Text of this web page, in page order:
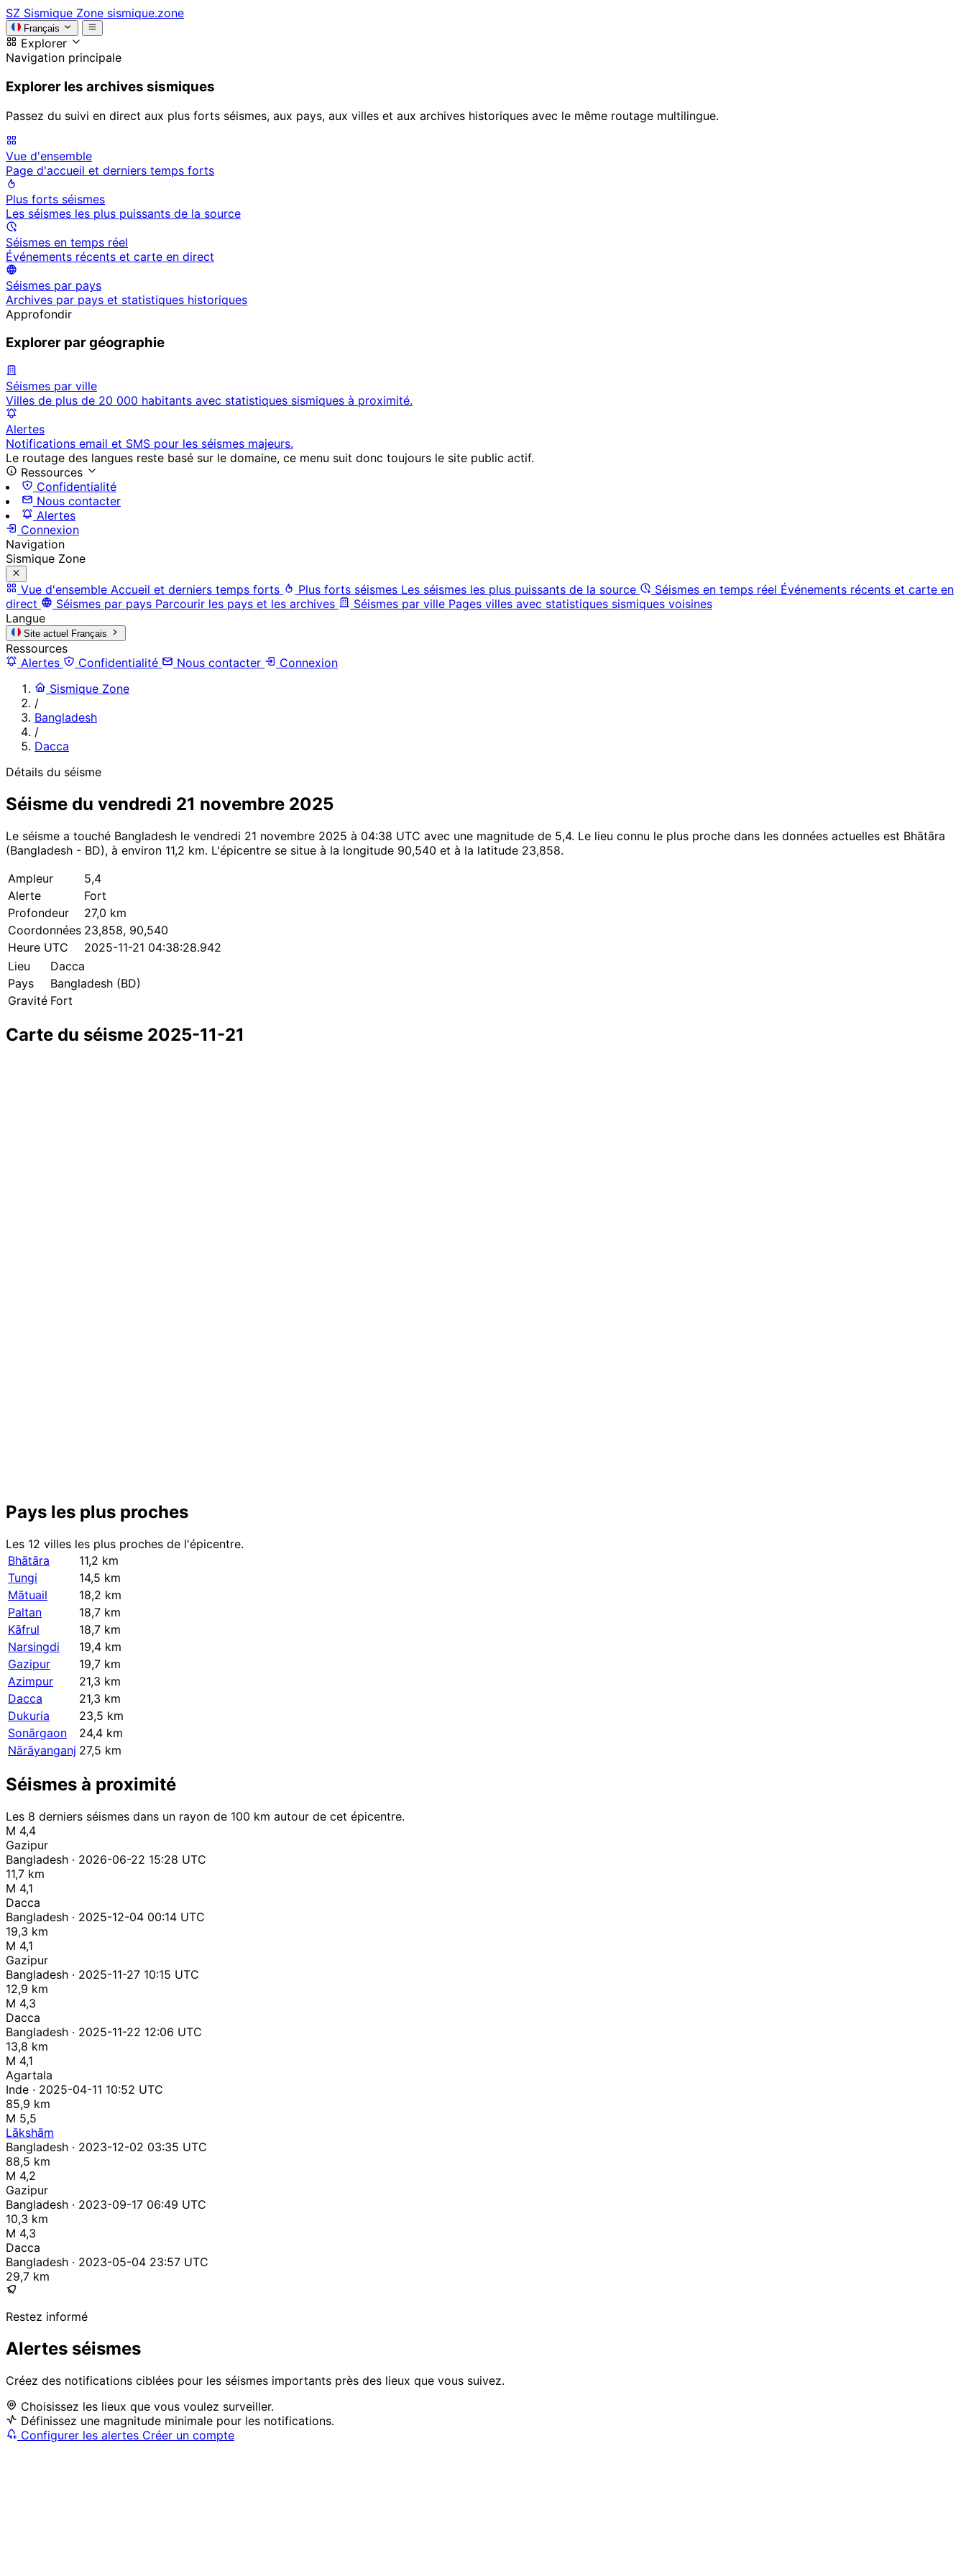
SZ Sismique Zone sismique.zone
Français
Explorer
Navigation principale
Explorer les archives sismiques
Passez du suivi en direct aux plus forts séismes, aux pays, aux villes et aux archives historiques avec le même routage multilingue.
Vue d'ensemble
Page d'accueil et derniers temps forts
Plus forts séismes
Les séismes les plus puissants de la source
Séismes en temps réel
Événements récents et carte en direct
Séismes par pays
Archives par pays et statistiques historiques
Approfondir
Explorer par géographie
Séismes par ville
Villes de plus de 20 000 habitants avec statistiques sismiques à proximité.
Alertes
Notifications email et SMS pour les séismes majeurs.
Le routage des langues reste basé sur le domaine, ce menu suit donc toujours le site public actif.
Ressources
Confidentialité
Nous contacter
Alertes
Connexion
Navigation
Sismique Zone
Vue d'ensemble Accueil et derniers temps forts Plus forts séismes Les séismes les plus puissants de la source Séismes en temps réel Événements récents et carte en
direct
Séismes par pays Parcourir les pays et les archives Séismes par ville Pages villes avec statistiques sismiques voisines
Langue
Site actuel Français
Ressources
Alertes
Confidentialité Nous contacter
Connexion
Sismique Zone
/
Bangladesh
/
Dacca
Détails du séisme
Séisme du vendredi 21 novembre 2025
Le séisme a touché Bangladesh le vendredi 21 novembre 2025 à 04:38 UTC avec une magnitude de 5,4. Le lieu connu le plus proche dans les données actuelles est Bhātāra
(Bangladesh - BD), à environ 11,2 km. L'épicentre se situe à la longitude 90,540 et à la latitude 23,858.
Ampleur
5,4
Alerte
Fort
Profondeur
27,0 km
Coordonnées 23,858, 90,540
Heure UTC
2025-11-21 04:38:28.942
Lieu
Dacca
Pays
Bangladesh (BD)
Gravité Fort
Carte du séisme 2025-11-21
Pays les plus proches
Les 12 villes les plus proches de l'épicentre.
Bhātāra
11,2 km
Tungi
14,5 km
Mātuail
18,2 km
Paltan
18,7 km
Kāfrul
18,7 km
Narsingdi
19,4 km
Gazipur
19,7 km
Azimpur
21,3 km
Dacca
21,3 km
Dukuria
23,5 km
Sonārgaon
24,4 km
Nārāyanganj 27,5 km
Séismes à proximité
Les 8 derniers séismes dans un rayon de 100 km autour de cet épicentre.
M 4,4
Gazipur
Bangladesh · 2026-06-22 15:28 UTC
11,7 km
M 4,1
Dacca
Bangladesh · 2025-12-04 00:14 UTC
19,3 km
M 4,1
Gazipur
Bangladesh · 2025-11-27 10:15 UTC
12,9 km
M 4,3
Dacca
Bangladesh · 2025-11-22 12:06 UTC
13,8 km
M 4,1
Agartala
Inde · 2025-04-11 10:52 UTC
85,9 km
M 5,5
Lākshām
Bangladesh · 2023-12-02 03:35 UTC
88,5 km
M 4,2
Gazipur
Bangladesh · 2023-09-17 06:49 UTC
10,3 km
M 4,3
Dacca
Bangladesh · 2023-05-04 23:57 UTC
29,7 km
Restez informé
Alertes séismes
Créez des notifications ciblées pour les séismes importants près des lieux que vous suivez.
Choisissez les lieux que vous voulez surveiller.
Définissez une magnitude minimale pour les notifications.
Configurer les alertes Créer un compte